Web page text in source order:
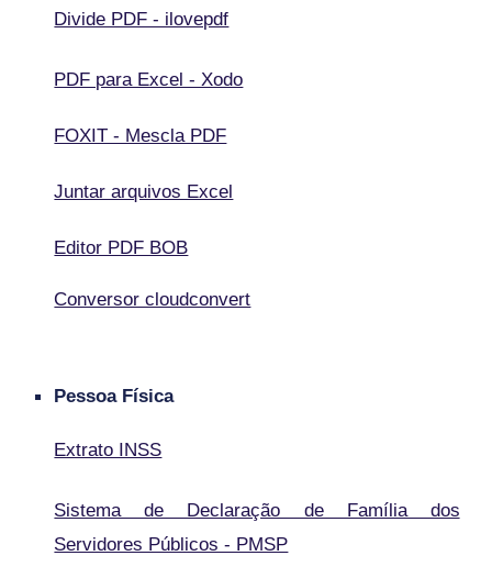
Divide PDF - ilovepdf
PDF para Excel - Xodo
FOXIT - Mescla PDF
Juntar arquivos Excel
Editor PDF BOB
Conversor cloudconvert
Pessoa Física
Extrato INSS
Sistema de Declaração de Família dos
Servidores Públicos - PMSP